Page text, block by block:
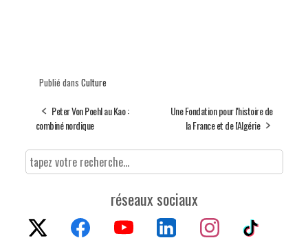
Publié dans Culture
Peter Von Poehl au Kao :
combiné nordique
Une Fondation pour l'histoire de
la France et de l'Algérie
réseaux sociaux